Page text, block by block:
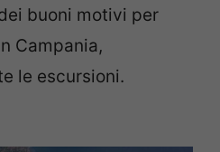
buoni motivi per
Campania,
le escursioni.